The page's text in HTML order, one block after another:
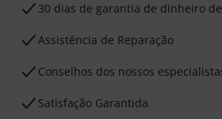
30 dias de garantia de dinheiro
Assistência de Reparação
Conselhos dos nossos
Satisfação Garantida